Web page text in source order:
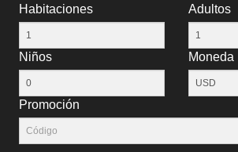
Habitaciones Adultos
Niños Moneda
Promoción